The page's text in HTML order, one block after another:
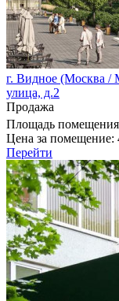
г. Видное (Москва /
улица, д.2
Продажа
Площадь
Цена за помещение:
Перейти